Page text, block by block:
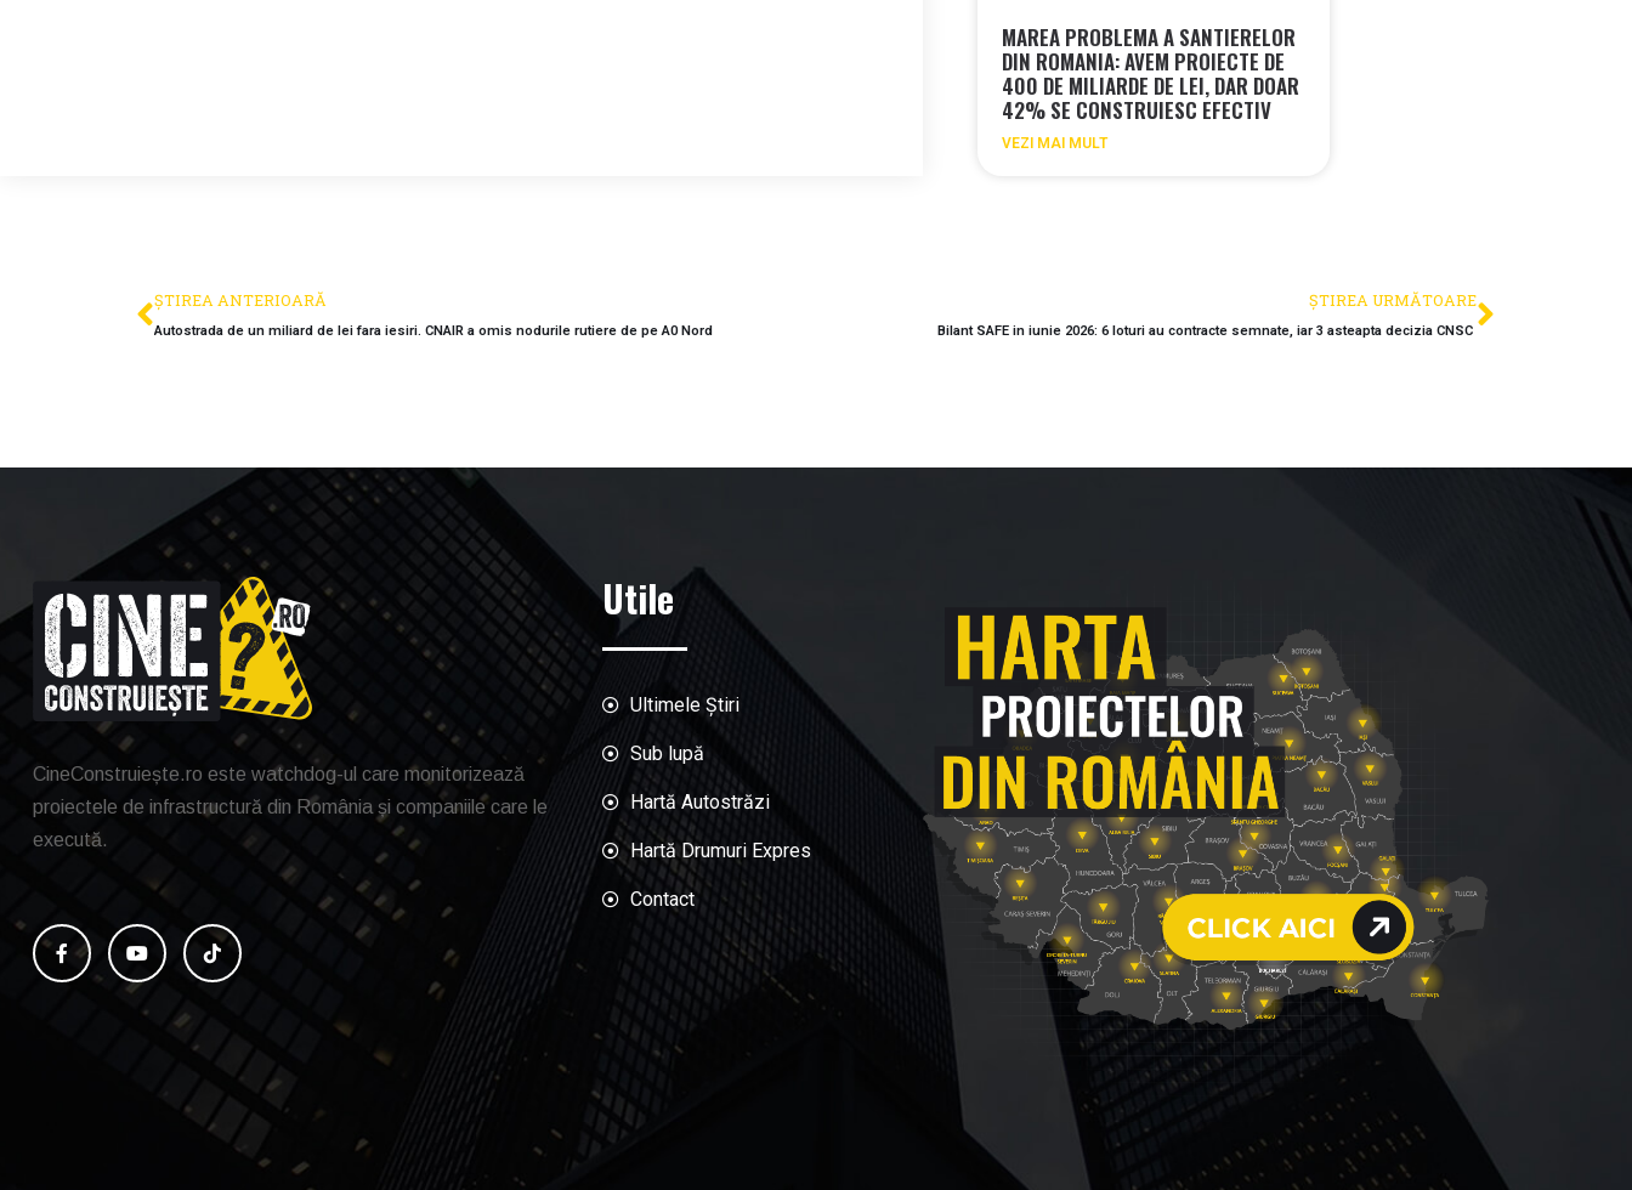
MAREA PROBLEMA A SANTIERELOR
DIN ROMANIA: AVEM PROIECTE DE
400 DE MILIARDE DE LEI, DAR DOAR
42% SE CONSTRUIESC EFECTIV
VEZI MAI MULT
ȘTIREA ANTERIOARĂ
Autostrada de un miliard de lei fara iesiri. CNAIR a omis nodurile rutiere de pe A0 Nord
ȘTIREA URMĂTOARE
Bilant SAFE in iunie 2026: 6 loturi au contracte semnate, iar 3 asteapta decizia CNSC
CineConstruiește.ro este watchdog-ul care monitorizează
proiectele de infrastructură din România și companiile care le
execută.
Utile
Ultimele Știri
Sub lupă
Hartă Autostrăzi
Hartă Drumuri Expres
Contact